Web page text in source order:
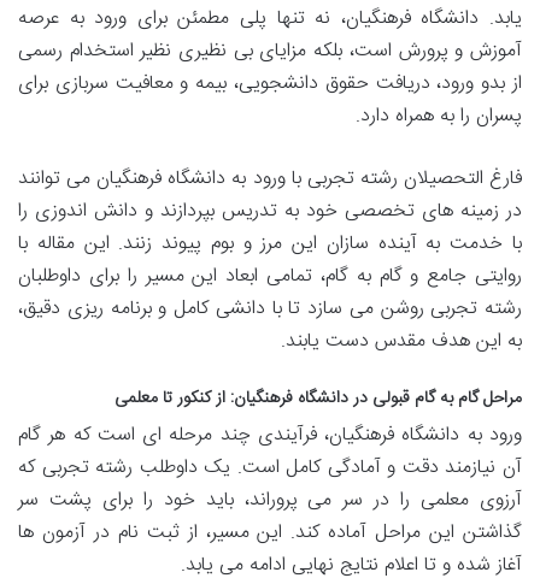
یابد. دانشگاه فرهنگیان، نه تنها پلی مطمئن برای ورود به عرصه
آموزش و پرورش است، بلکه مزایای بی نظیری نظیر استخدام رسمی
از بدو ورود، دریافت حقوق دانشجویی، بیمه و معافیت سربازی برای
پسران را به همراه دارد.
فارغ التحصیلان رشته تجربی با ورود به دانشگاه فرهنگیان می توانند
در زمینه های تخصصی خود به تدریس بپردازند و دانش اندوزی را
با خدمت به آینده سازان این مرز و بوم پیوند زنند. این مقاله با
روایتی جامع و گام به گام، تمامی ابعاد این مسیر را برای داوطلبان
رشته تجربی روشن می سازد تا با دانشی کامل و برنامه ریزی دقیق،
به این هدف مقدس دست یابند.
مراحل گام به گام قبولی در دانشگاه فرهنگیان: از کنکور تا معلمی
ورود به دانشگاه فرهنگیان، فرآیندی چند مرحله ای است که هر گام
آن نیازمند دقت و آمادگی کامل است. یک داوطلب رشته تجربی که
آرزوی معلمی را در سر می پروراند، باید خود را برای پشت سر
گذاشتن این مراحل آماده کند. این مسیر، از ثبت نام در آزمون ها
آغاز شده و تا اعلام نتایج نهایی ادامه می یابد.